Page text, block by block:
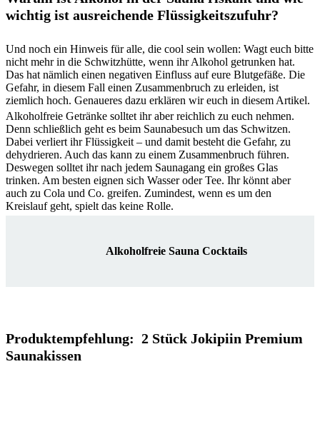
wichtig ist ausreichende Flüssigkeitszufuhr?
Und noch ein Hinweis für alle, die cool sein wollen: Wagt euch bitte
nicht mehr in die Schwitzhütte, wenn ihr Alkohol getrunken hat.
Das hat nämlich einen negativen Einfluss auf eure Blutgefäße. Die
Gefahr, in diesem Fall einen Zusammenbruch zu erleiden, ist
ziemlich hoch. Genaueres dazu erklären wir euch in diesem Artikel.
Alkoholfreie Getränke solltet ihr aber reichlich zu euch nehmen.
Denn schließlich geht es beim Saunabesuch um das Schwitzen.
Dabei verliert ihr Flüssigkeit – und damit besteht die Gefahr, zu
dehydrieren. Auch das kann zu einem Zusammenbruch führen.
Deswegen solltet ihr nach jedem Saunagang ein großes Glas
trinken. Am besten eignen sich Wasser oder Tee. Ihr könnt aber
auch zu Cola und Co. greifen. Zumindest, wenn es um den
Kreislauf geht, spielt das keine Rolle.
Alkoholfreie Sauna Cocktails
Produktempfehlung: 2 Stück Jokipiin Premium
Saunakissen